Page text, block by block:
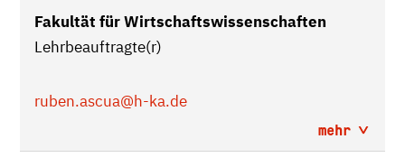
Fakultät für Wirtschaftswissenschaften
Lehrbeauftragte(r)
ruben.ascua@h-ka.de
mehr